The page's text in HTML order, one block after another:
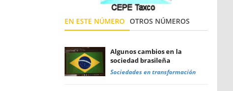
EN ESTE NÚMERO OTROS NÚMEROS
Algunos cambios en la
sociedad brasileña
Sociedades en transformación